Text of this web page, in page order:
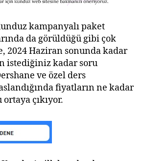
kampanyalı paket
da görüldüğü gibi çok
2024 Haziran sonunda kadar
istediğiniz kadar soru
ve özel ders
fiyatların ne kadar
çıkıyor.